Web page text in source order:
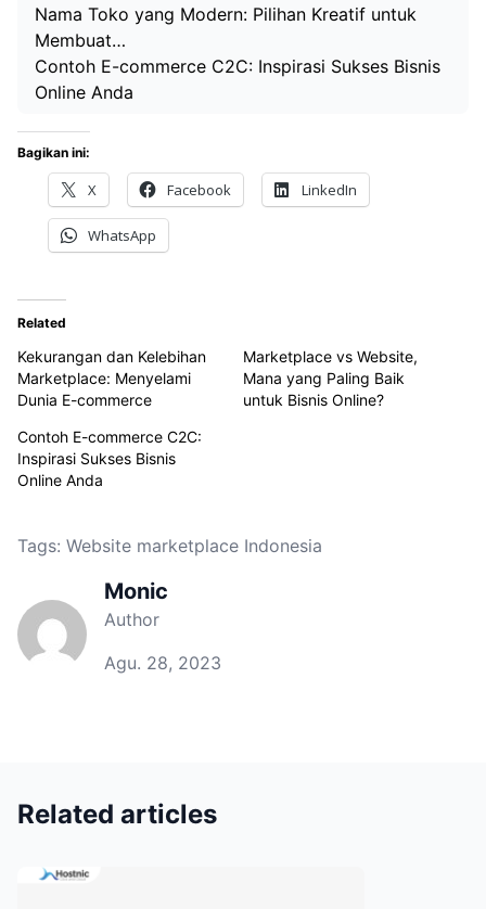
Nama Toko yang Modern: Pilihan Kreatif untuk
Membuat…
Contoh E-commerce C2C: Inspirasi Sukses Bisnis
Online Anda
Bagikan ini:
X Facebook LinkedIn
WhatsApp
Related
Kekurangan dan Kelebihan
Marketplace: Menyelami
Dunia E-commerce
Marketplace vs Website,
Mana yang Paling Baik
untuk Bisnis Online?
Contoh E-commerce C2C:
Inspirasi Sukses Bisnis
Online Anda
Tags: Website marketplace Indonesia
Monic
Author
Agu. 28, 2023
Related articles